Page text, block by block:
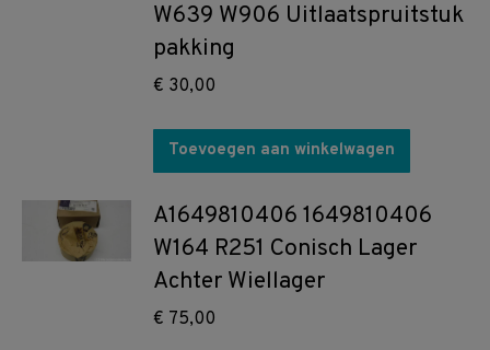
W639 W906 Uitlaatspruitstuk
pakking
€ 30,00
Toevoegen aan winkelwagen
A1649810406 1649810406
W164 R251 Conisch Lager
Achter Wiellager
€ 75,00